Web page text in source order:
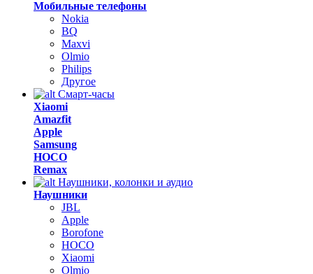
Мобильные телефоны
Nokia
BQ
Maxvi
Olmio
Philips
Другое
Смарт-часы
Xiaomi
Amazfit
Apple
Samsung
HOCO
Remax
Наушники, колонки и аудио
Наушники
JBL
Apple
Borofone
HOCO
Xiaomi
Olmio